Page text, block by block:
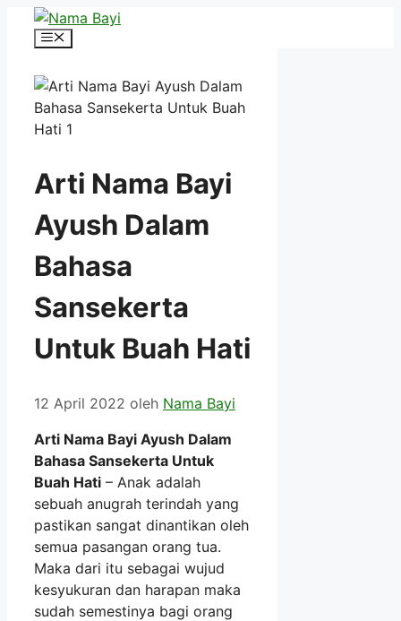
Langsung
Menu
Arti Nama Bayi
Ayush Dalam
Bahasa
Sansekerta
Untuk Buah Hati
12 April 2022 oleh Nama Bayi
Arti Nama Bayi Ayush Dalam
Bahasa Sansekerta Untuk
Buah Hati – Anak adalah
sebuah anugrah terindah yang
pastikan sangat dinantikan oleh
semua pasangan orang tua.
Maka dari itu sebagai wujud
kesyukuran dan harapan maka
sudah semestinya bagi orang